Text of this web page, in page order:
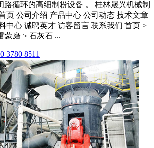
路循环的高细制粉设备 。 桂林晟兴机械制
页 公司介绍 产品中心 公司动态 技术文章
中心 诚聘英才 访客留言 联系我们 首页 >
蒙磨 > 石灰石 ...
3780 8511